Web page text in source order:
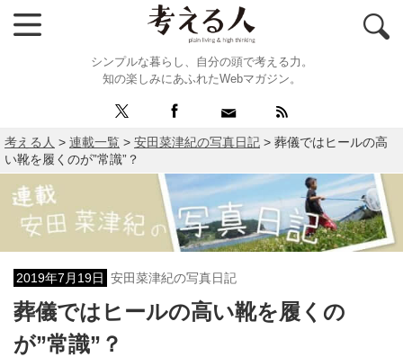
シンプルな暮らし、自分の頭で考える力。
知の楽しみにあふれたWebマガジン。
考える人 > 連載一覧 > 安田菜津紀の写真日記 > 葬儀ではヒールの高
い靴を履くのが”常識”？
2019年7月19日 安田菜津紀の写真日記
葬儀ではヒールの高い靴を履くの
が”常識”？